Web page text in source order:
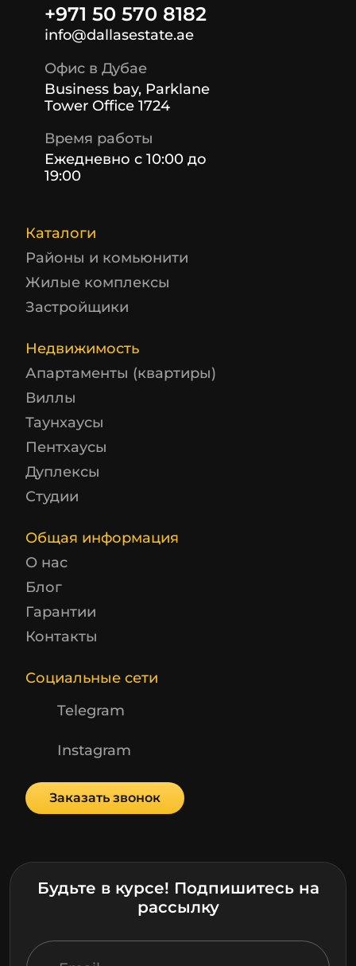
+971 50 570 8182
info@dallasestate.ae
Офис в Дубае
Business bay, Parklane
Tower Office 1724
Время работы
Ежедневно с 10:00 до
19:00
Каталоги
Районы и комьюнити
Жилые комплексы
Застройщики
Недвижимость
Апартаменты (квартиры)
Виллы
Таунхаусы
Пентхаусы
Дуплексы
Студии
Общая информация
О нас
Блог
Гарантии
Контакты
Социальные сети
Telegram
Instagram
Заказать звонок
Будьте в курсе! Подпишитесь на
рассылку